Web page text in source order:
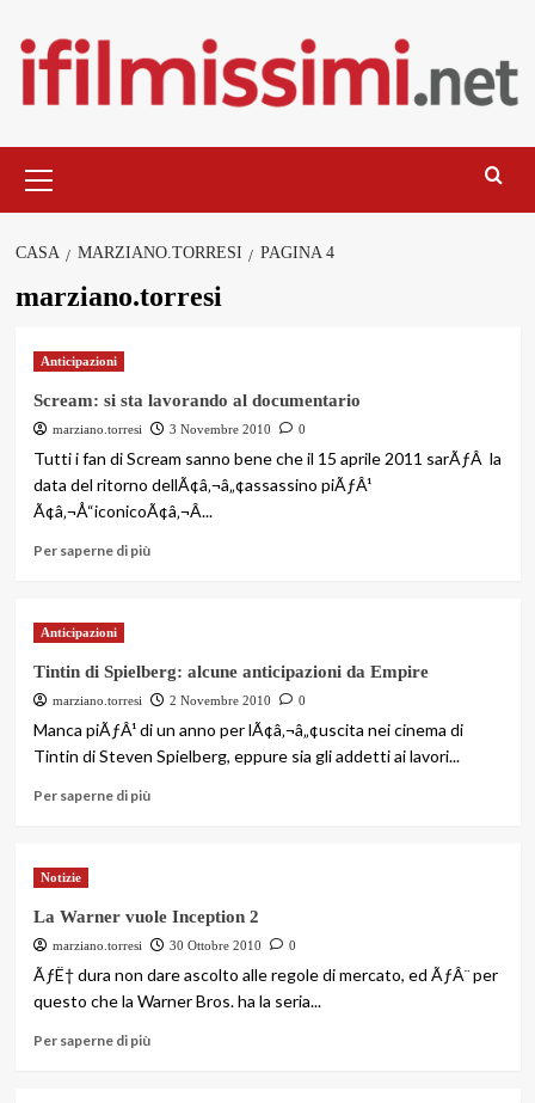
contenuto
principale
CASA MARZIANO.TORRESI PAGINA 4
marziano.torresi
Anticipazioni
Scream: si sta lavorando al documentario
marziano.torresi 3 Novembre 2010 0
Tutti i fan di Scream sanno bene che il 15 aprile 2011 sarÃƒÂ la
data del ritorno dellÃ¢â‚¬â„¢assassino piÃƒÂ¹
Ã¢â‚¬Å“iconicoÃ¢â‚¬Â...
Per saperne di più
Anticipazioni
Tintin di Spielberg: alcune anticipazioni da Empire
marziano.torresi 2 Novembre 2010 0
Manca piÃƒÂ¹ di un anno per lÃ¢â‚¬â„¢uscita nei cinema di
Tintin di Steven Spielberg, eppure sia gli addetti ai lavori...
Per saperne di più
Notizie
La Warner vuole Inception 2
marziano.torresi 30 Ottobre 2010 0
ÃƒË† dura non dare ascolto alle regole di mercato, ed ÃƒÂ¨ per
questo che la Warner Bros. ha la seria...
Per saperne di più